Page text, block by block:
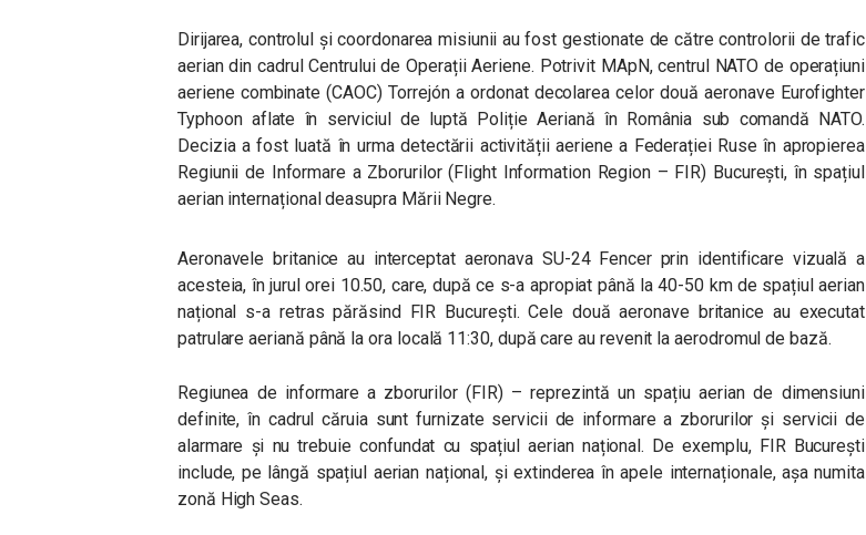
Dirijarea, controlul și coordonarea misiunii au fost gestionate de către controlorii de trafic
aerian din cadrul Centrului de Operații Aeriene. Potrivit MApN, centrul NATO de operațiuni
aeriene combinate (CAOC) Torrejón a ordonat decolarea celor două aeronave Eurofighter
Typhoon aflate în serviciul de luptă Poliție Aeriană în România sub comandă NATO.
Decizia a fost luată în urma detectării activității aeriene a Federației Ruse în apropierea
Regiunii de Informare a Zborurilor (Flight Information Region – FIR) București, în spațiul
aerian internațional deasupra Mării Negre.
Aeronavele britanice au interceptat aeronava SU-24 Fencer prin identificare vizuală a
acesteia, în jurul orei 10.50, care, după ce s-a apropiat până la 40-50 km de spațiul aerian
național s-a retras părăsind FIR București. Cele două aeronave britanice au executat
patrulare aeriană până la ora locală 11:30, după care au revenit la aerodromul de bază.
Regiunea de informare a zborurilor (FIR) – reprezintă un spațiu aerian de dimensiuni
definite, în cadrul căruia sunt furnizate servicii de informare a zborurilor și servicii de
alarmare și nu trebuie confundat cu spațiul aerian național. De exemplu, FIR București
include, pe lângă spațiul aerian național, și extinderea în apele internaționale, așa numita
zonă High Seas.